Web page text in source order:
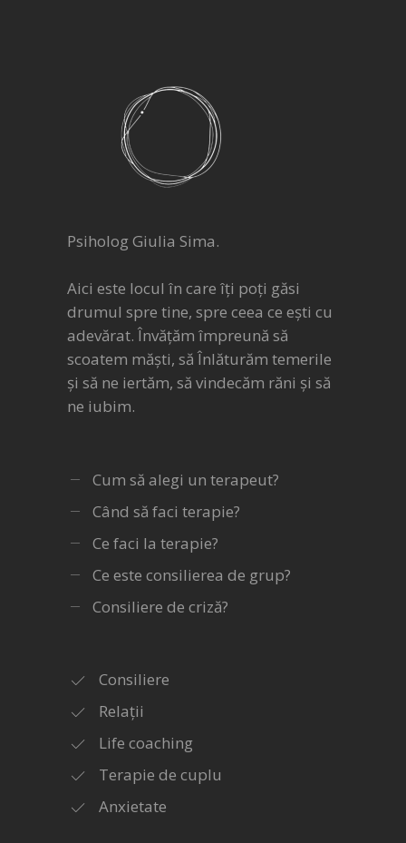
Psiholog Giulia Sima.
Aici este locul în care îți poți găsi
drumul spre tine, spre ceea ce ești cu
adevărat. Învățăm împreună să
scoatem măști, să Înlăturăm temerile
și să ne iertăm, să vindecăm răni și să
ne iubim.
Cum să alegi un terapeut?
Când să faci terapie?
Ce faci la terapie?
Ce este consilierea de grup?
Consiliere de criză?
Consiliere
Relații
Life coaching
Terapie de cuplu
Anxietate